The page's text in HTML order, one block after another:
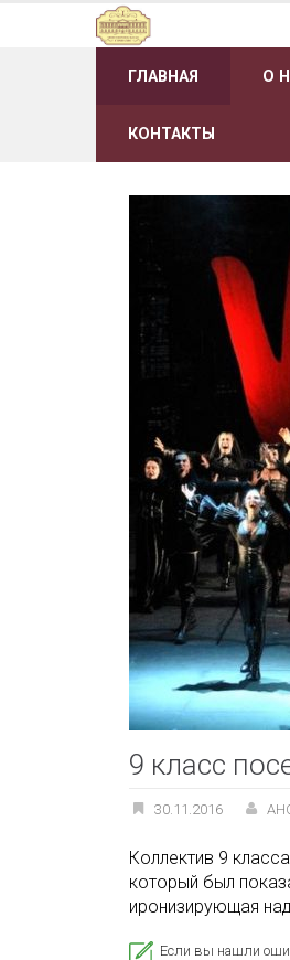
ГЛАВНАЯ О
КОНТАКТЫ
9 класс
30.11.2016
Коллектив 9
который был
иронизирующая
Если вы нашли